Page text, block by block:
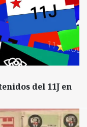
del 11J en